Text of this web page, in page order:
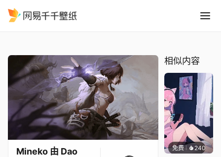
Mineko 由 Dao
相似内容
免费 240好看